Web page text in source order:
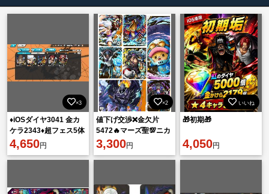
×3
♦️iOSダイヤ3041 金カ
ケラ2343♦️超フェス5体
4,650円
×2
値下げ交渉❌金欠片
5472🔥マーズ聖💯ニカ
💯クザン💯レッドルフ
ィ💯ゼファー映画キャ
ラ！
3,300円
いいね
🎁初期🎁
4,050円